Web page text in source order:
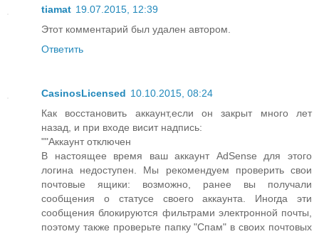
tiamat 19.07.2015, 12:39
Этот комментарий был удален автором.
Ответить
CasinosLicensed 10.10.2015, 08:24
Как восстановить аккаунт,если он закрыт много лет
назад, и при входе висит надпись:
""Аккаунт отключен
В настоящее время ваш аккаунт AdSense для этого
логина недоступен. Мы рекомендуем проверить свои
почтовые ящики: возможно, ранее вы получали
сообщения о статусе своего аккаунта. Иногда эти
сообщения блокируются фильтрами электронной почты,
поэтому также проверьте папку "Спам" в своих почтовых